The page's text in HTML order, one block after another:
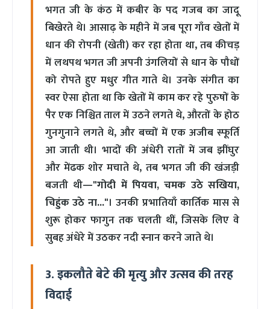
भगत जी के कंठ में कबीर के पद गजब का जादू
बिखेरते थे। आसाढ़ के महीने में जब पूरा गाँव खेतों में
धान की रोपनी (खेती) कर रहा होता था, तब कीचड़
में लथपथ भगत जी अपनी उंगलियों से धान के पौधों
को रोपते हुए मधुर गीत गाते थे। उनके संगीत का
स्वर ऐसा होता था कि खेतों में काम कर रहे पुरुषों के
पैर एक निश्चित ताल में उठने लगते थे, औरतों के होठ
गुनगुनाने लगते थे, और बच्चों में एक अजीब स्फूर्ति
आ जाती थी। भादों की अंधेरी रातों में जब झींघुर
और मेंढक शोर मचाते थे, तब भगत जी की खंजड़ी
बजती थी—"गोदी में पियवा, चमक उठे सखिया,
चिहुंक उठे ना..."। उनकी प्रभातियाँ कार्तिक मास से
शुरू होकर फागुन तक चलती थीं, जिसके लिए वे
सुबह अंधेरे में उठकर नदी स्नान करने जाते थे।
3. इकलौते बेटे की मृत्यु और उत्सव की तरह
विदाई